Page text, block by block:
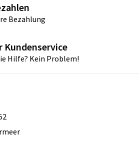
Bezahlung
Kundenservice
Hilfe? Kein Problem!